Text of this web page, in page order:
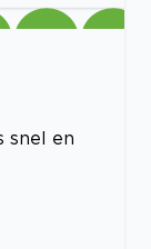
snel en